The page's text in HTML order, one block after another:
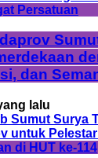
dan
lalu